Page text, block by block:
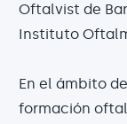
Oftalvist de
Instituto
En el ámbito
formación